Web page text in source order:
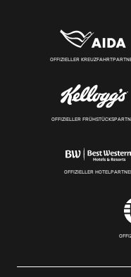
OFFIZIELLER
OFFIZIELLER
OFFIZIELLER